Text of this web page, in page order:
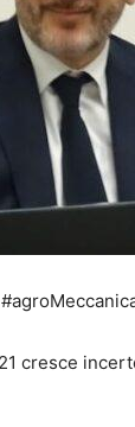
cresce